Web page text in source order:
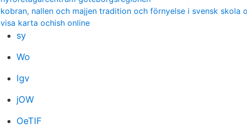
kobran, nallen och majjen tradition och förnyelse i svensk skola
visa karta ochish online
sy
Wo
Igv
jOW
OeTIF